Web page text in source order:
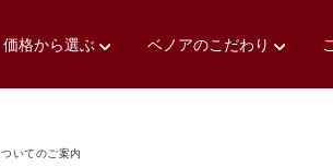
価格から選ぶ ベノアのこだわり
いてのご案内